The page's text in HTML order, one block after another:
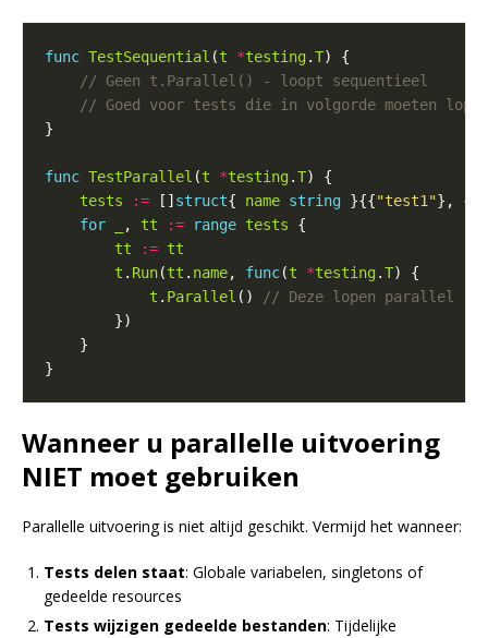
func TestSequential (t *testing.T
func TestParallel (t *testing.T
tests
:= [] struct{ name string }{{"test1"}, {
for
, tt := range tests
tt
:= tt
t . Run(tt . name, func(t *testing.T
t . Parallel ()
Wanneer u parallelle uitvoering
NIET moet gebruiken
Parallelle uitvoering is niet altijd geschikt. Vermijd het wanneer:
Tests delen staat: Globale variabelen, singletons of
gedeelde resources
Tests wijzigen gedeelde bestanden: Tijdelijke